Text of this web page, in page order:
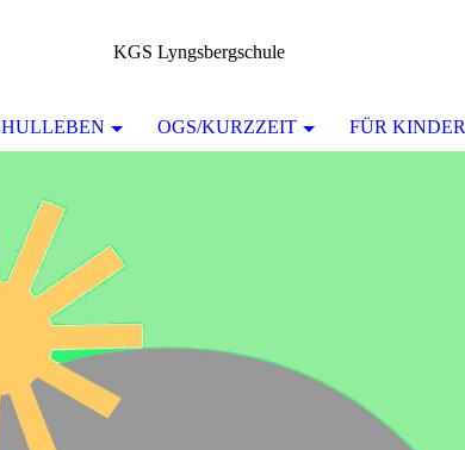
KGS Lyngsbergschule
OGS/KURZZEIT FÜR KINDER